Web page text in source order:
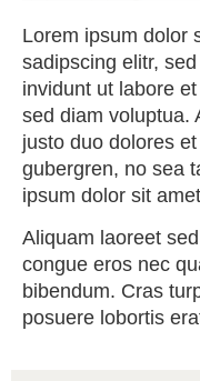
Lorem ipsum dolor
sadipscing elitr,
invidunt ut labore
sed diam voluptua.
justo duo dolores
gubergren, no sea
ipsum dolor sit
Aliquam laoreet
congue eros nec
bibendum. Cras
posuere lobortis